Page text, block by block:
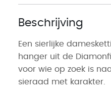
Beschrijving
Een sierlijke
hanger uit de
voor wie op zoek is
sieraad met karakter.